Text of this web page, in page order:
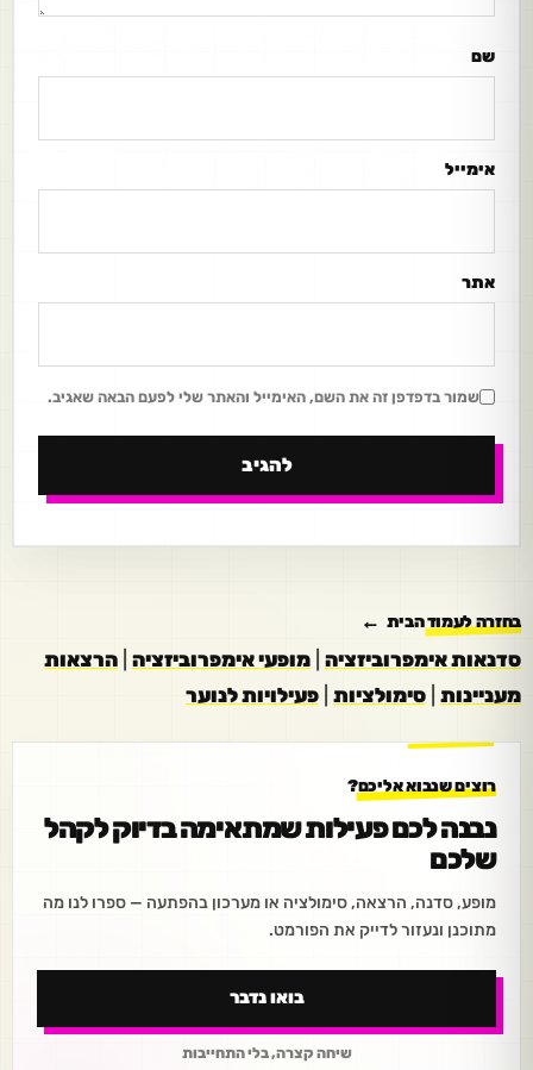
שם
אימייל
אתר
שמור בדפדפן זה את השם, האימייל והאתר שלי לפעם הבאה שאגיב.
בחזרה לעמוד הבית
סדנאות אימפרוביזציה מופעי אימפרוביזציה הרצאות
מעניינות סימולציות פעילויות לנוער
רוצים שנבוא אליכם?
נבנה לכם פעילות שמתאימה בדיוק לקהל
שלכם
מופע, סדנה, הרצאה, סימולציה או מערכון בהפתעה — ספרו לנו מה
מתוכנן ונעזור לדייק את הפורמט.
בואו נדבר
שיחה קצרה, בלי התחייבות